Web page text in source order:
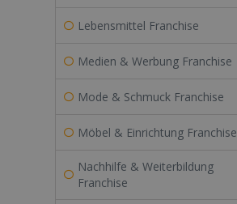
Lebensmittel Franchise
Medien & Werbung Franchise
Mode & Schmuck Franchise
Möbel & Einrichtung Franchise
Nachhilfe & Weiterbildung
Franchise